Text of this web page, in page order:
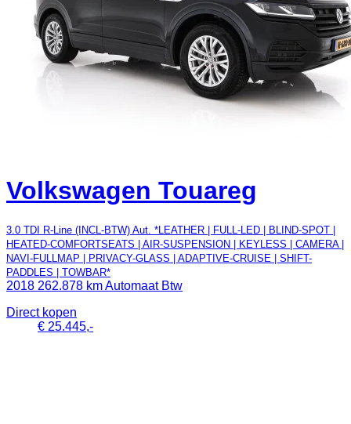
Volkswagen Touareg
3.0 TDI R-Line (INCL-BTW) Aut. *LEATHER | FULL-LED | BLIND-SPOT |
HEATED-COMFORTSEATS | AIR-SUSPENSION | KEYLESS | CAMERA |
NAVI-FULLMAP | PRIVACY-GLASS | ADAPTIVE-CRUISE | SHIFT-
PADDLES | TOWBAR*
2018 262.878 kmAutomaat Btw
Direct kopen
€ 25.445,-